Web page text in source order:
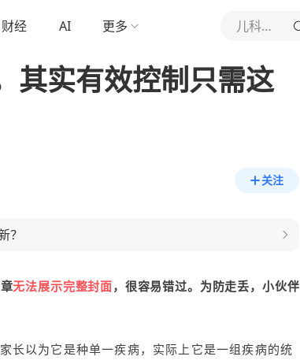
财经 AI 更多 儿科医生欧茜
其实有效控制只需这
关注
？
无法展示完整封面，很容易错过。为防走丢，小伙伴
长以为它是种单一疾病，实际上它是一组疾病的统